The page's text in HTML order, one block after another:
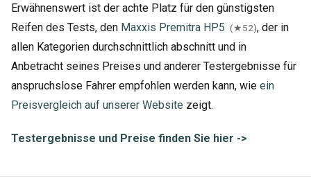
Erwähnenswert ist der achte Platz für den günstigsten
Reifen des Tests, den Maxxis Premitra HP5 (★52), der in
allen Kategorien durchschnittlich abschnitt und in
Anbetracht seines Preises und anderer Testergebnisse für
anspruchslose Fahrer empfohlen werden kann, wie ein
Preisvergleich auf unserer Website zeigt.
Testergebnisse und Preise finden Sie hier ->